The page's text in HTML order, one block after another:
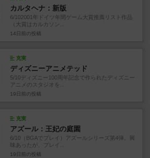
カルタヘナ：新版
6/102001年ドイツ年間ゲーム大賞推薦リスト作品
（大賞はカルカソン...
14日前 の投稿
充実
ディズニーアニメテッド
5/10ディズニー100周年記念で作られたディズニー
アニメのスタジオを...
19日前 の投稿
充実
アズール：王妃の庭園
6/10（BGAでプレイ）アズールシリーズ第4弾。興
味あったが、プレイ...
19日前 の投稿